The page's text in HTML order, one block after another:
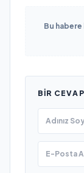
Bu habere
BIR